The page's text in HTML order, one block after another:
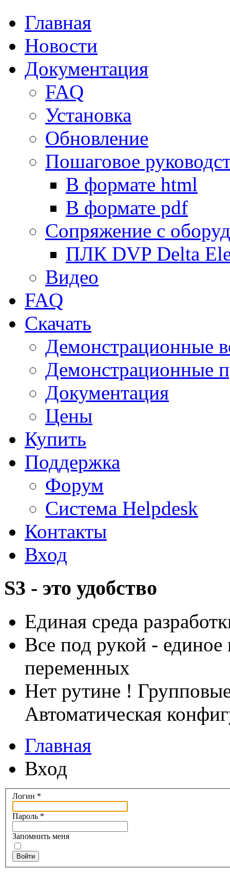
Главная
Новости
Документация
FAQ
Установка
Обновление
Пошаговое
В формате html
В формате pdf
Сопряжение с
ПЛК DVP Delta
Видео
FAQ
Скачать
Демонстрационные
Демонстрационные
Документация
Цены
Купить
Поддержка
Форум
Система Helpdesk
Контакты
Вход
S3 - это удобство
Единая среда
Все под рукой -
переменных
Нет рутине !
Автоматическая
Главная
Вход
Логин *
Пароль *
Запомнить меня
Войти